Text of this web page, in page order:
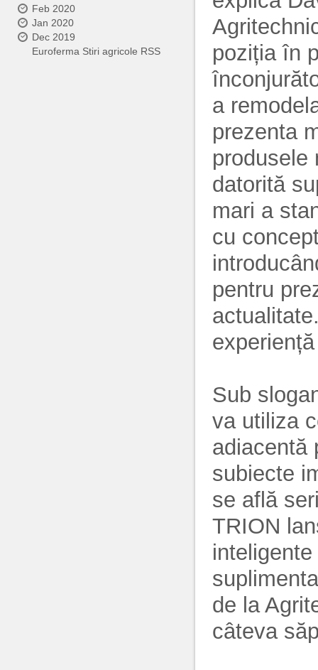
Feb 2020
Jan 2020
Dec 2019
Euroferma Stiri agricole RSS
poziția în
a
prezenta
produsele
datorită
mari a
cu
pentru
Sub
va utiliza
adiacentă
subiecte
se află
TRION
de la
câteva